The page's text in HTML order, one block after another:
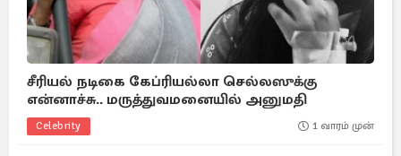
சீரியல் நடிகை கேப்ரியல்லா செல்லஸுக்கு
என்னாச்சு.. மருத்துவமனையில் அனுமதி
Celebrity 1 வாரம் முன்